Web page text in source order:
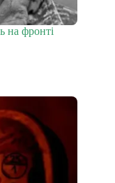
на фронті